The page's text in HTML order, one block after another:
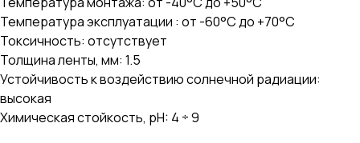
Температура эксплуатации : от -60°С до +70°С
Токсичность: отсутствует
Толщина ленты, мм: 1.5
Устойчивость к воздействию солнечной радиации:
высокая
Химическая стойкость, pH: 4 ÷ 9